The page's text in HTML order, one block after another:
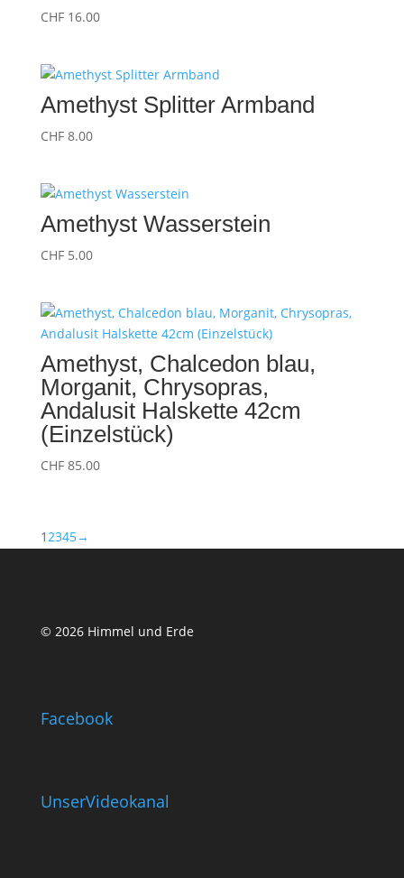
CHF16.00
Amethyst Splitter Armband
CHF8.00
Amethyst Wasserstein
CHF5.00
Amethyst, Chalcedon blau,
Morganit, Chrysopras,
Andalusit Halskette 42cm
(Einzelstück)
CHF85.00
12345→
© 2026 Himmel und Erde
Facebook
UnserVideokanal